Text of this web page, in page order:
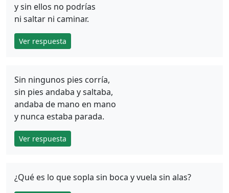
y sin ellos no podrías
ni saltar ni caminar.
Ver respuesta
Sin ningunos pies corría,
sin pies andaba y saltaba,
andaba de mano en mano
y nunca estaba parada.
Ver respuesta
¿Qué es lo que sopla sin boca y vuela sin alas?